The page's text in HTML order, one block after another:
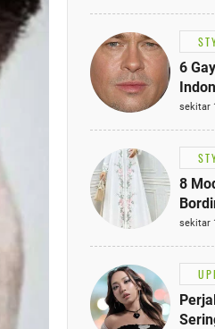
6
Bisa
sekitar
8
sekitar